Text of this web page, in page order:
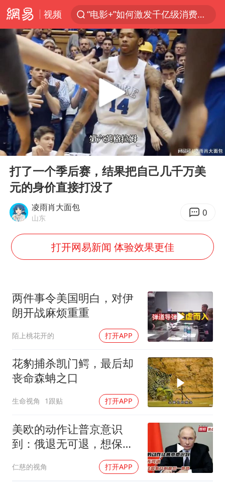
视频
“电影+”如何激发千亿级消费新活力？
胡塞武装袭击也门政府军军营
东航：国内客票提前14天免费退改
台风白海豚中心风力增强
四川宜宾高县4.9级地震致1死
向鹏0-3不敌张本智和
“新疆阿勒泰八月能滑雪”不实
刘国正说向鹏打得很窝囊
山东一元代青花杯离奇失踪
我国外贸延续良好增长态势
陈幸同晋级WTT横滨冠军赛8强
两名乘客在飞机上因调节座椅起冲突
女儿为争财产堵门阻挠父亲出殡
夯实基础开新局
Play
00:00 03:28
打了一个季后赛，结果把自己几千万美
元的身价直接打没了
凌雨肖大面包
山东 0
打开网易新闻 体验效果更佳
两件事令美国明白，对伊
朗开战麻烦重重
陌上桃花开的 打开APP
花豹捕杀凯门鳄，最后却
丧命森蚺之口
生命视角 1跟贴 打开APP
美欧的动作让普京意识
到：俄退无可退，想保住
国家只剩最后一条路
仁慈的视角 打开APP